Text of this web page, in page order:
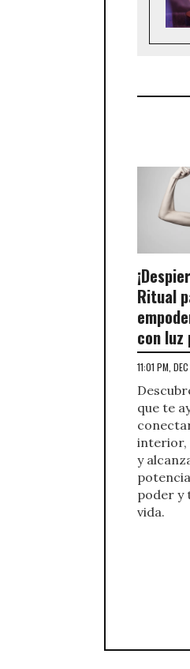
Ritual
con luz
11:01 PM, DEC
que te
interior,
y
poder y
vida.